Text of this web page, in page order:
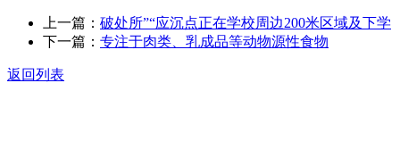
上一篇： 破处所”“应沉点正在学校周边200米区域及下学
下一篇： 专注于肉类、乳成品等动物源性食物
返回列表